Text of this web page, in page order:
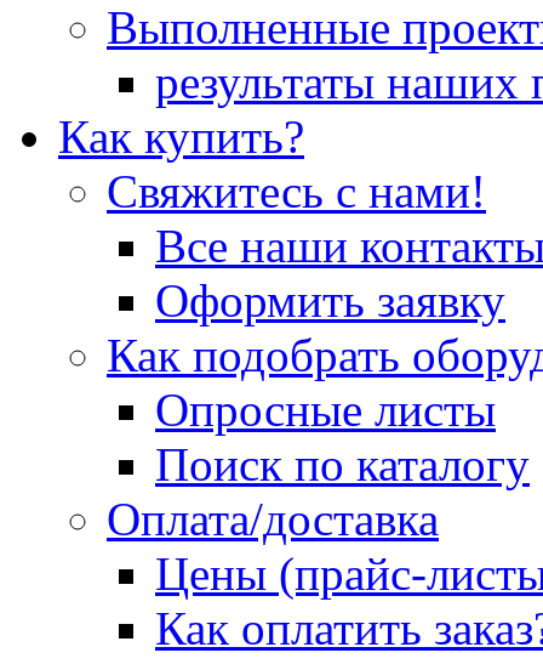
Выполненные
результаты наших
Как купить?
Свяжитесь с нами!
Все наши
Оформить заявку
Как подобрать
Опросные листы
Поиск по каталогу
Оплата/доставка
Цены (прайс-
Как оплатить